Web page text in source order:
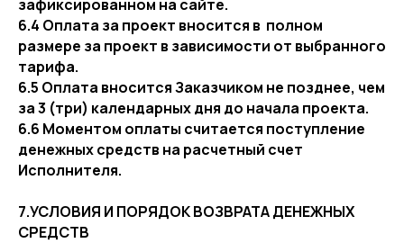
зафиксированном на сайте.
6.4 Оплата за проект вносится в полном
размере за проект в зависимости от выбранного
тарифа.
6.5 Оплата вносится Заказчиком не позднее, чем
за 3 (три) календарных дня до начала проекта.
6.6 Моментом оплаты считается поступление
денежных средств на расчетный счет
Исполнителя.
7.УСЛОВИЯ И ПОРЯДОК ВОЗВРАТА ДЕНЕЖНЫХ
СРЕДСТВ